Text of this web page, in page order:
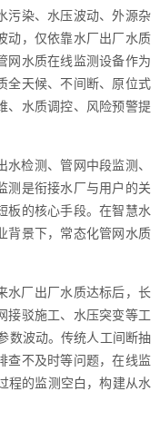
污染、水压波动、外源杂
动，仅依靠水厂出厂水质
网水质在线监测设备作为
全天候、不间断、原位式
、水质调控、风险预警提
检测、管网中段监测、
测是衔接水厂与用户的关
板的核心手段。在智慧水
背景下，常态化管网水质
水厂出厂水质达标后，长
接驳施工、水压突变等工
数波动。传统人工间断抽
查不及时等问题，在线监
程的监测空白，构建从水